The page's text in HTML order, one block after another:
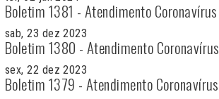
Boletim 1381 - Atendimento Coronavírus
sab, 23 dez 2023
Boletim 1380 - Atendimento Coronavírus
sex, 22 dez 2023
Boletim 1379 - Atendimento Coronavírus